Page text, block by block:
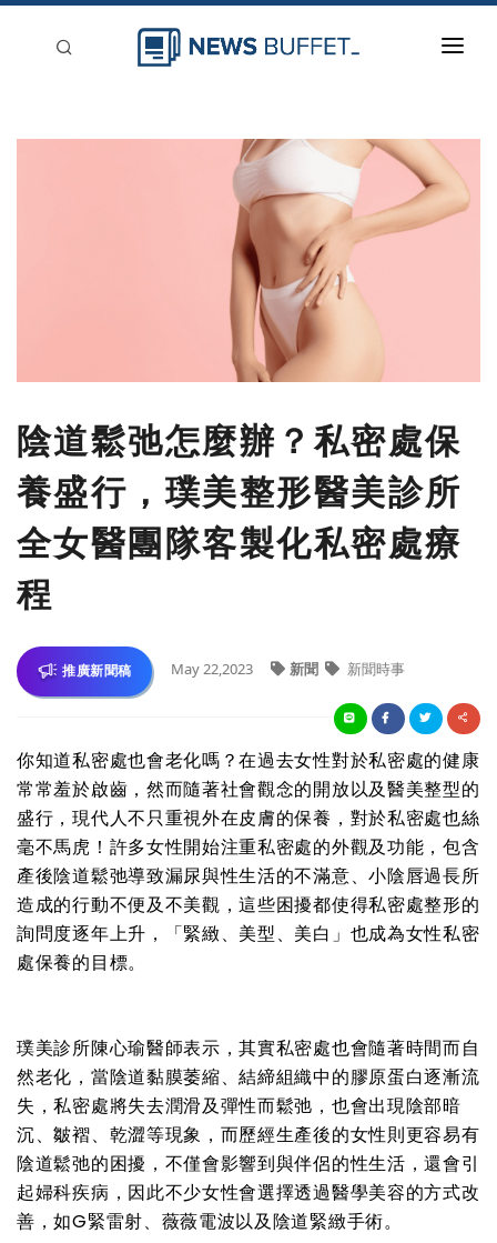
陰道鬆弛怎麼辦？私密處保
養盛行，璞美整形醫美診所
全女醫團隊客製化私密處療
程
推廣新聞稿 May 22,2023 新聞 新聞時事
你知道私密處也會老化嗎？在過去女性對於私密處的健康
常常羞於啟齒，然而隨著社會觀念的開放以及醫美整型的
盛行，現代人不只重視外在皮膚的保養，對於私密處也絲
毫不馬虎！許多女性開始注重私密處的外觀及功能，包含
產後陰道鬆弛導致漏尿與性生活的不滿意、小陰唇過長所
造成的行動不便及不美觀，這些困擾都使得私密處整形的
詢問度逐年上升，「緊緻、美型、美白」也成為女性私密
處保養的目標。
璞美診所陳心瑜醫師表示，其實私密處也會隨著時間而自
然老化，當陰道黏膜萎縮、結締組織中的膠原蛋白逐漸流
失，私密處將失去潤滑及彈性而鬆弛，也會出現陰部暗
沉、皺褶、乾澀等現象，而歷經生產後的女性則更容易有
陰道鬆弛的困擾，不僅會影響到與伴侶的性生活，還會引
起婦科疾病，因此不少女性會選擇透過醫學美容的方式改
善，如G緊雷射、薇薇電波以及陰道緊緻手術。